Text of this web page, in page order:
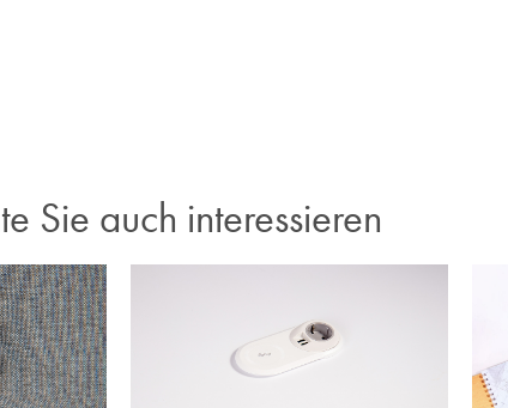
Sie auch interessieren​